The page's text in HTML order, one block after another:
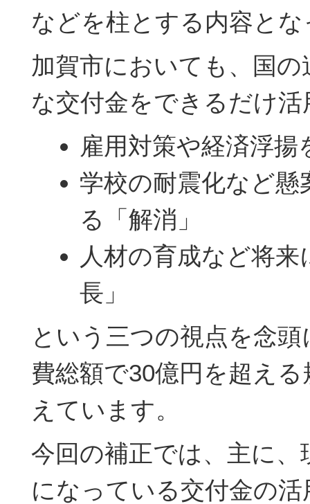
などを柱とする内容と
加賀市においても、国
な交付金をできるだけ活
雇用対策や経済浮揚
学校の耐震化など懸
る「解消」
人材の育成など将
長」
という三つの視点を念
費総額で30億円を超え
えています。
今回の補正では、主に、
になっている交付金の